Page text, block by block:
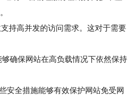
持高并发的访问需求。这对于需要
确保网站在高负载情况下依然保持
安全措施能够有效保护网站免受网